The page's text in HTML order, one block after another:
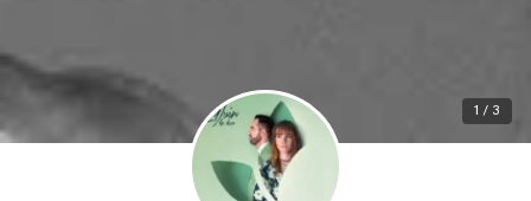
1 / 3